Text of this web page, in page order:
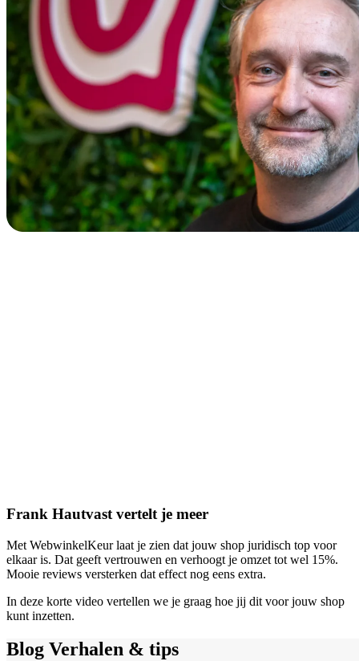
Frank Hautvast vertelt je meer
Met WebwinkelKeur laat je zien dat jouw shop juridisch top voor
elkaar is. Dat geeft vertrouwen en verhoogt je omzet tot wel 15%.
Mooie reviews versterken dat effect nog eens extra.
In deze korte video vertellen we je graag hoe jij dit voor jouw shop
kunt inzetten.
Blog Verhalen & tips